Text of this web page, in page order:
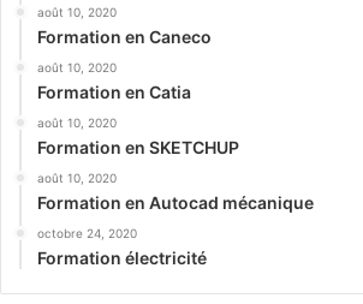
août 10, 2020
Formation en Caneco
août 10, 2020
Formation en Catia
août 10, 2020
Formation en SKETCHUP
août 10, 2020
Formation en Autocad mécanique
octobre 24, 2020
Formation électricité